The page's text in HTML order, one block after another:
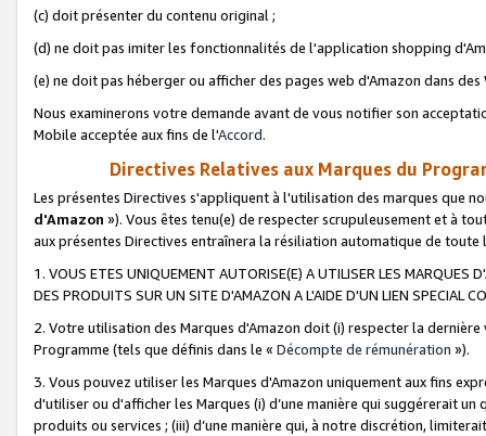
(c) doit présenter du contenu original ;
(d) ne doit pas imiter les fonctionnalités de l'application shopping
(e) ne doit pas héberger ou afficher des pages web d'Amazon dans
Nous examinerons votre demande avant de vous notifier son
Mobile acceptée aux fins de l'Accord.
Directives Relatives aux Marques du
Les présentes Directives s'appliquent à l'utilisation des marques que
d'Amazon »). Vous êtes tenu(e) de respecter scrupuleusement et à
aux présentes Directives entraînera la résiliation automatique de
1. VOUS ETES UNIQUEMENT AUTORISE(E) A UTILISER LES MARQUES
DES PRODUITS SUR UN SITE D'AMAZON A L'AIDE D'UN LIEN SPECIAL
2. Votre utilisation des Marques d'Amazon doit (i) respecter la
Programme (tels que définis dans le « Décompte de rémunération »).
3. Vous pouvez utiliser les Marques d'Amazon uniquement aux fins
d'utiliser ou d'afficher les Marques (i) d’une manière qui suggérerait
produits ou services ; (iii) d’une manière qui, à notre discrétion,